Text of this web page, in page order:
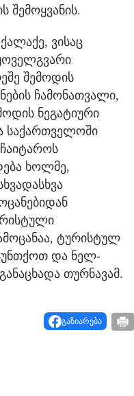
შემოყვანის.
ვისაც
შემოდის
ჩამონათვალი,
ნეგატიური
საქართველოში
ხოლმე,
ტურისტულ
და ნელ-
თურნავამ.
გაზიარება